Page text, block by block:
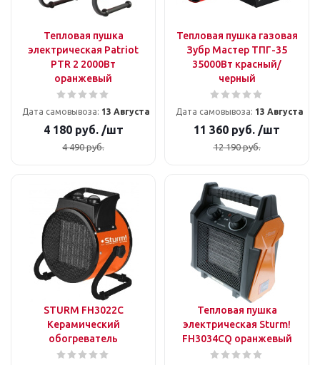
Тепловая пушка
электрическая Patriot
PTR 2 2000Вт
оранжевый
Дата самовывоза: 13 Августа
4 180руб. /шт
4 490руб.
Тепловая пушка газовая
Зубр Мастер ТПГ-35
35000Вт красный/
черный
Дата самовывоза: 13 Августа
11 360 руб. /шт
12 190руб.
STURM FH3022C
Керамический
обогреватель
Тепловая пушка
электрическая Sturm!
FH3034CQ оранжевый